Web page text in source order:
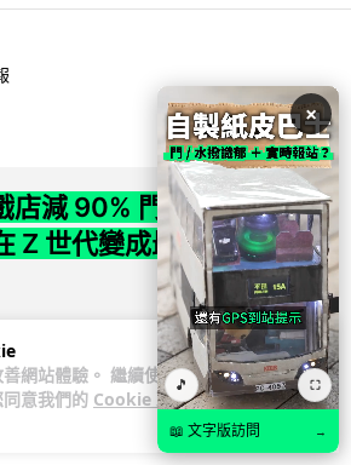
網站體驗。 繼續使用
意我們的 Cookie 政
店減 90% 門市 業績反增
Z 世代變成最潮「新鮮
懷舊遊戲銷售門市從 1,000 間大幅減至
降反升至過往的 1.4 倍。做到「減店增
文
×
🎵 ⛶
📖 文字版訪問 →